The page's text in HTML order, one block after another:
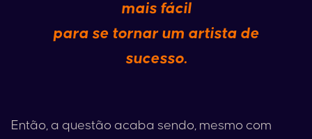
mais fácil
para se tornar um artista de
sucesso.
Então, a questão acaba sendo, mesmo com